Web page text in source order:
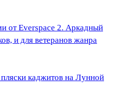
от Everspace 2. Аркадный
и для ветеранов жанра
каджитов на Лунной